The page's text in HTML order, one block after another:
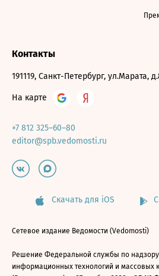
Контакты
191119, Санкт-Петербург, ул.Марата,
На карте
+7 812 325–60–80
editor@spb.vedomosti.ru
Скачать для iOS
Сетевое издание Ведомости (Vedomosti)
Решение Федеральной службы по
информационных технологий и массовых